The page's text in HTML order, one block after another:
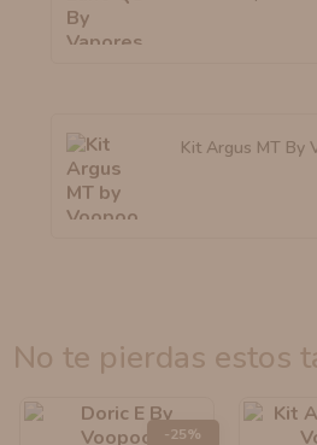
Kit Argus MT By
no te pierdas estos
-25%